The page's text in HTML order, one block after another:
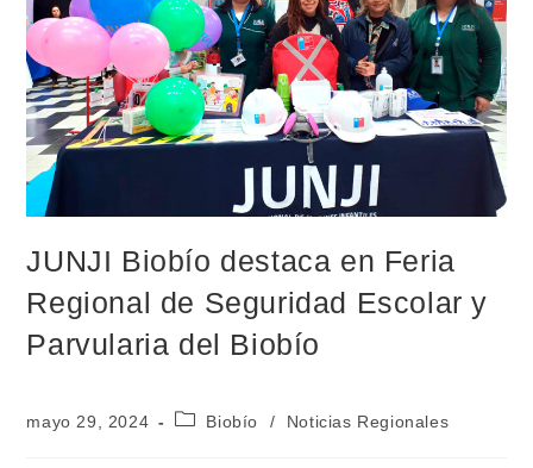
JUNJI Biobío destaca en Feria
Regional de Seguridad Escolar y
Parvularia del Biobío
mayo 29, 2024 Biobío / Noticias Regionales